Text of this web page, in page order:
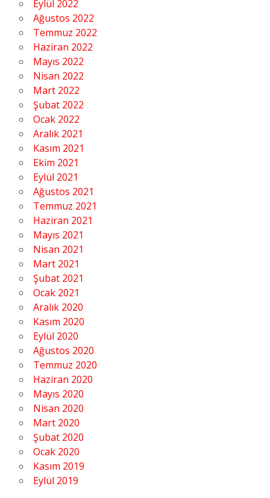
Eylül 2022
Ağustos 2022
Temmuz 2022
Haziran 2022
Mayıs 2022
Nisan 2022
Mart 2022
Şubat 2022
Ocak 2022
Aralık 2021
Kasım 2021
Ekim 2021
Eylül 2021
Ağustos 2021
Temmuz 2021
Haziran 2021
Mayıs 2021
Nisan 2021
Mart 2021
Şubat 2021
Ocak 2021
Aralık 2020
Kasım 2020
Eylül 2020
Ağustos 2020
Temmuz 2020
Haziran 2020
Mayıs 2020
Nisan 2020
Mart 2020
Şubat 2020
Ocak 2020
Kasım 2019
Eylül 2019